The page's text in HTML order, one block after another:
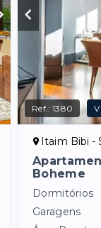
Ref.:1380
Itaim Bibi -
Boheme
Dormitórios
Garagens